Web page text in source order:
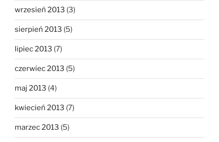
wrzesień 2013 (3)
sierpień 2013 (5)
lipiec 2013 (7)
czerwiec 2013 (5)
maj 2013 (4)
kwiecień 2013 (7)
marzec 2013 (5)